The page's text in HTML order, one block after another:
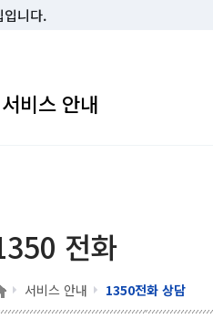
입니다.
서비스 안내
전화
서비스 안내 1350전화 상담